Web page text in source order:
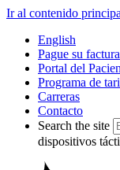
Ir al contenido
English
Pague su factura
Portal del
Programa de
Carreras
Contacto
Search the site
dispositivos